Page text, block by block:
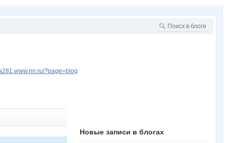
?page=blog
Новые записи в блогах